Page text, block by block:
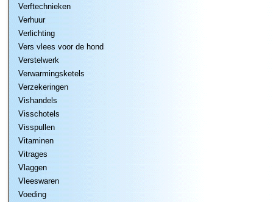
Verftechnieken
Verhuur
Verlichting
Vers vlees voor de hond
Verstelwerk
Verwarmingsketels
Verzekeringen
Vishandels
Visschotels
Visspullen
Vitaminen
Vitrages
Vlaggen
Vleeswaren
Voeding